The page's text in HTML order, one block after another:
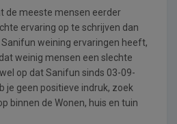
de meeste mensen eerder
ervaring op te schrijven dan
weining ervaringen heeft,
weinig mensen een slechte
op dat Sanifun sinds 03-09-
je geen positieve indruk, zoek
binnen de Wonen, huis en tuin